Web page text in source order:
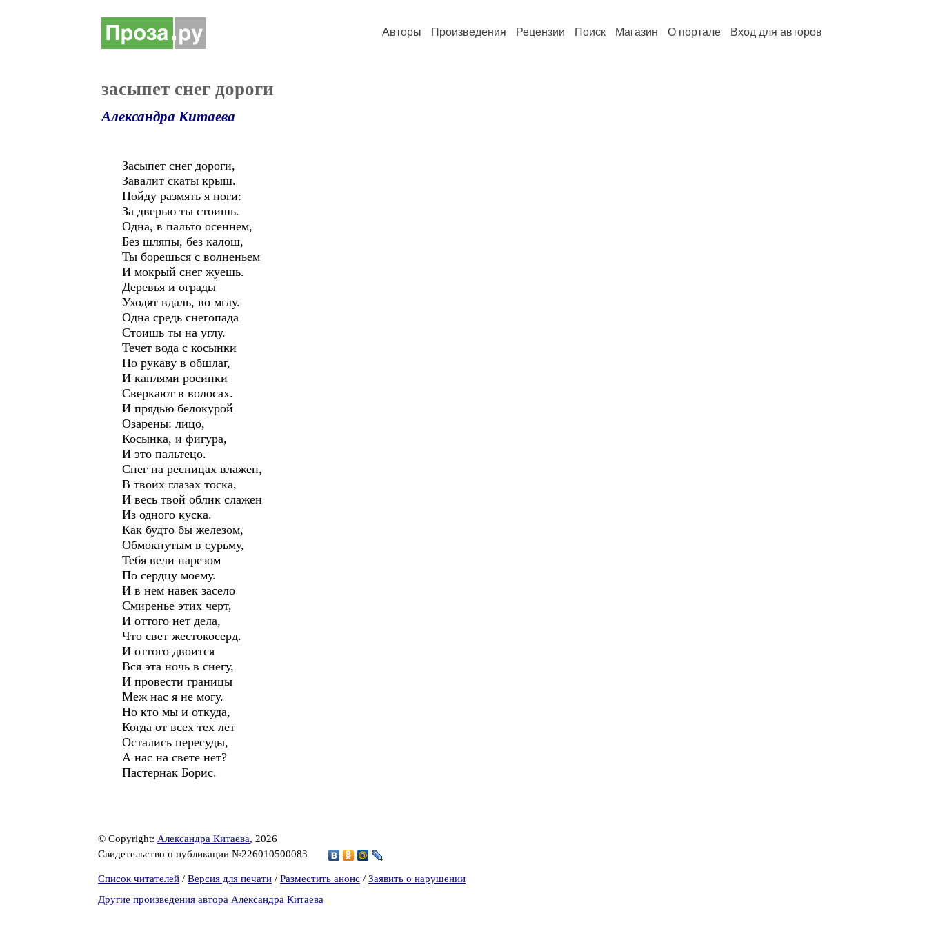
Авторы Произведения Рецензии Поиск Магазин О портале Вход для авторов
засыпет снег дороги
Александра Китаева
Засыпет снег дороги,
Завалит скаты крыш.
Пойду размять я ноги:
За дверью ты стоишь.
Одна, в пальто осеннем,
Без шляпы, без калош,
Ты борешься с волненьем
И мокрый снег жуешь.
Деревья и ограды
Уходят вдаль, во мглу.
Одна средь снегопада
Стоишь ты на углу.
Течет вода с косынки
По рукаву в обшлаг,
И каплями росинки
Сверкают в волосах.
И прядью белокурой
Озарены: лицо,
Косынка, и фигура,
И это пальтецо.
Снег на ресницах влажен,
В твоих глазах тоска,
И весь твой облик слажен
Из одного куска.
Как будто бы железом,
Обмокнутым в сурьму,
Тебя вели нарезом
По сердцу моему.
И в нем навек засело
Смиренье этих черт,
И оттого нет дела,
Что свет жестокосерд.
И оттого двоится
Вся эта ночь в снегу,
И провести границы
Меж нас я не могу.
Но кто мы и откуда,
Когда от всех тех лет
Остались пересуды,
А нас на свете нет?
Пастернак Борис.
© Copyright: Александра Китаева, 2026
Свидетельство о публикации №226010500083
Список читателей / Версия для печати / Разместить анонс / Заявить о нарушении
Другие произведения автора Александра Китаева